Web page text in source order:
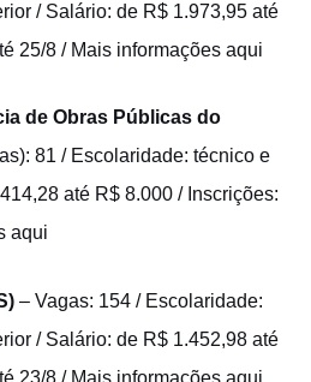
/ Salário: de R$ 1.973,95 até
25/8 / Mais informações aqui
de Obras Públicas do
81 / Escolaridade: técnico e
até R$ 8.000 / Inscrições:
aqui
– Vagas: 154 / Escolaridade:
/ Salário: de R$ 1.452,98 até
23/8 / Mais informações aqui